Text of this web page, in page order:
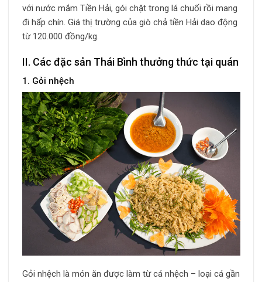
với nước mắm Tiền Hải, gói chặt trong lá chuối rồi mang
đi hấp chín. Giá thị trường của giò chả tiền Hải dao động
từ 120.000 đồng/kg.
II. Các đặc sản Thái Bình thưởng thức tại quán
1. Gỏi nhệch
Gỏi nhệch là món ăn được làm từ cá nhệch – loại cá gần